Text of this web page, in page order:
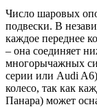
Число шаровых
подвески. В
каждое переднее
– она соединяет
многорычажных
серии или Audi A6)
колесо, так как
Панара) может